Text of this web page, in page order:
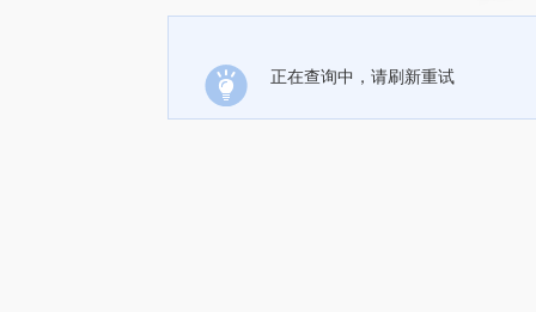
正在查询中，请刷新重试